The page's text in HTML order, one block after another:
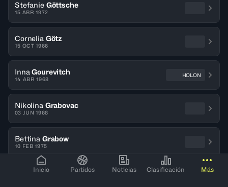
Inicio Partidos Noticias Clasificación Más
Stefanie Göttsche
15 ABR 1972
Cornelia Götz
15 OCT 1966
Inna Gourevitch
14 ABR 1968
HOLON
Nikolina Grabovac
03 JUN 1968
Bettina Grabow
10 FEB 1975
Margo Jennifer Graham